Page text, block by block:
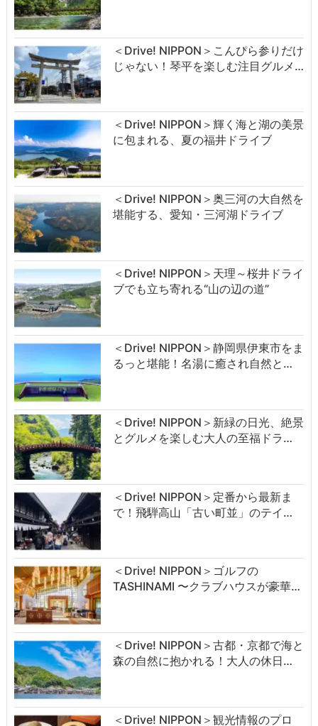
＜Drive! NIPPON＞こんぴら参りだけ
じゃない！琴平を楽しむ注目グルメ…
＜Drive! NIPPON＞輝く海と湖の美景
に包まれる、夏の福井ドライブ
＜Drive! NIPPON＞奥三河の大自然を
堪能する、愛知・三河湖ドライブ
＜Drive! NIPPON＞天理～桜井ドライ
ブでも立ち寄れる“山の辺の道”
＜Drive! NIPPON＞静岡県伊東市をま
るっと堪能！名湯に癒され自然と…
＜Drive! NIPPON＞新緑の日光、絶景
とグルメを楽しむ大人の至福ドラ…
＜Drive! NIPPON＞定番から最新ま
で！飛騨高山「古い町並」のテイ…
＜Drive! NIPPON＞ゴルフの
TASHINAMI 〜クラブハウスが豪華…
＜Drive! NIPPON＞古都・京都で海と
森の自然に抱かれる！大人の休日…
＜Drive! NIPPON＞観光情報のプロ